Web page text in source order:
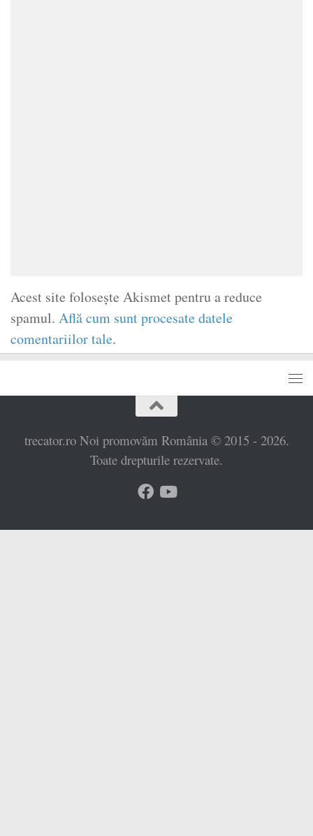
Acest site folosește Akismet pentru a reduce
spamul. Află cum sunt procesate datele
comentariilor tale.
trecator.ro Noi promovăm România © 2015 - 2026.
Toate drepturile rezervate.